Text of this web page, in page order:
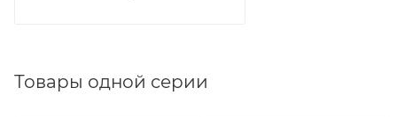
Товары одной серии